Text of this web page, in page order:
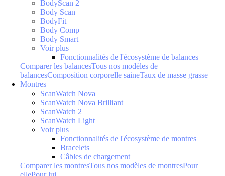
BodyScan 2
Body Scan
BodyFit
Body Comp
Body Smart
Voir plus
Fonctionnalités de l'écosystème de balances
Comparer les balancesTous nos modèles de
balancesComposition corporelle saineTaux de masse grasse
Montres
ScanWatch Nova
ScanWatch Nova Brilliant
ScanWatch 2
ScanWatch Light
Voir plus
Fonctionnalités de l'écosystème de montres
Bracelets
Câbles de chargement
Comparer les montresTous nos modèles de montresPour